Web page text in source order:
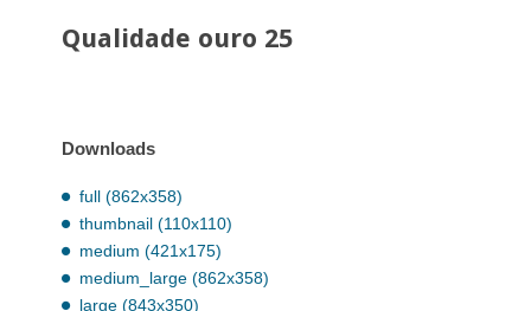
Qualidade ouro 25
Downloads
full (862x358)
thumbnail (110x110)
medium (421x175)
medium_large (862x358)
large (843x350)